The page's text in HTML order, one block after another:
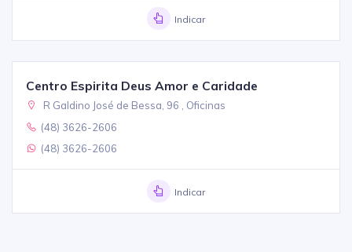
Indicar
Centro Espirita Deus Amor e Caridade
R Galdino José de Bessa, 96 , Oficinas
(48) 3626-2606
(48) 3626-2606
Indicar